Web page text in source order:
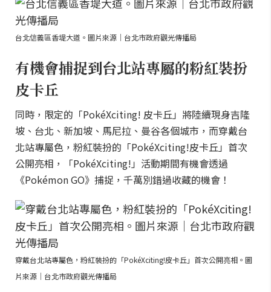
台北信義區香堤大道。圖片來源｜台北市政府觀光傳播局
有機會捕捉到台北站專屬的粉紅裝扮
皮卡丘
同時，限定的「PokéXciting! 皮卡丘」將陸續現身吉隆
坡、台北、新加坡、馬尼拉、曼谷各個城市，而穿戴台
北站專屬色，粉紅裝扮的「PokéXciting!皮卡丘」首次
公開亮相，「PokéXciting!」活動期間有機會透過
《Pokémon GO》捕捉，千萬別錯過收藏的機會！
穿戴台北站專屬色，粉紅裝扮的「PokéXciting!皮卡丘」首次公開亮相。圖
片來源｜台北市政府觀光傳播局